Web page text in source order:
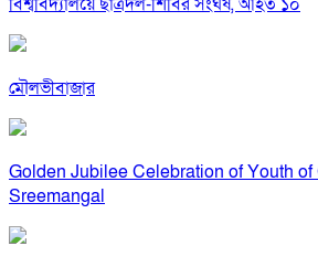
মৌলভীবাজার
Golden Jubilee Celebration of Youth of
Sreemangal